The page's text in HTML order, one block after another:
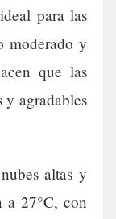
para las
moderado y
que las
y agradables
altas y
a 27°C, con